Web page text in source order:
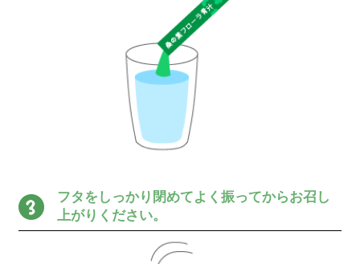
食事に1包加えるだけで食生活
2種類の食物繊維
食べ過ぎも抑えら
毎日のスッキリをサポートする
と不溶性、２種類の食物繊維